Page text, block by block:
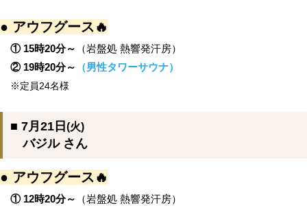
● アウフグース🔥
① 15時20分～
（岩盤処 熱響発汗房）
② 19時20分～
（男性タワーサウナ）
※定員24名様
■ 7月21日 (火)
バジル さん
● アウフグース🔥
① 12時20分～
（岩盤処 熱響発汗房）